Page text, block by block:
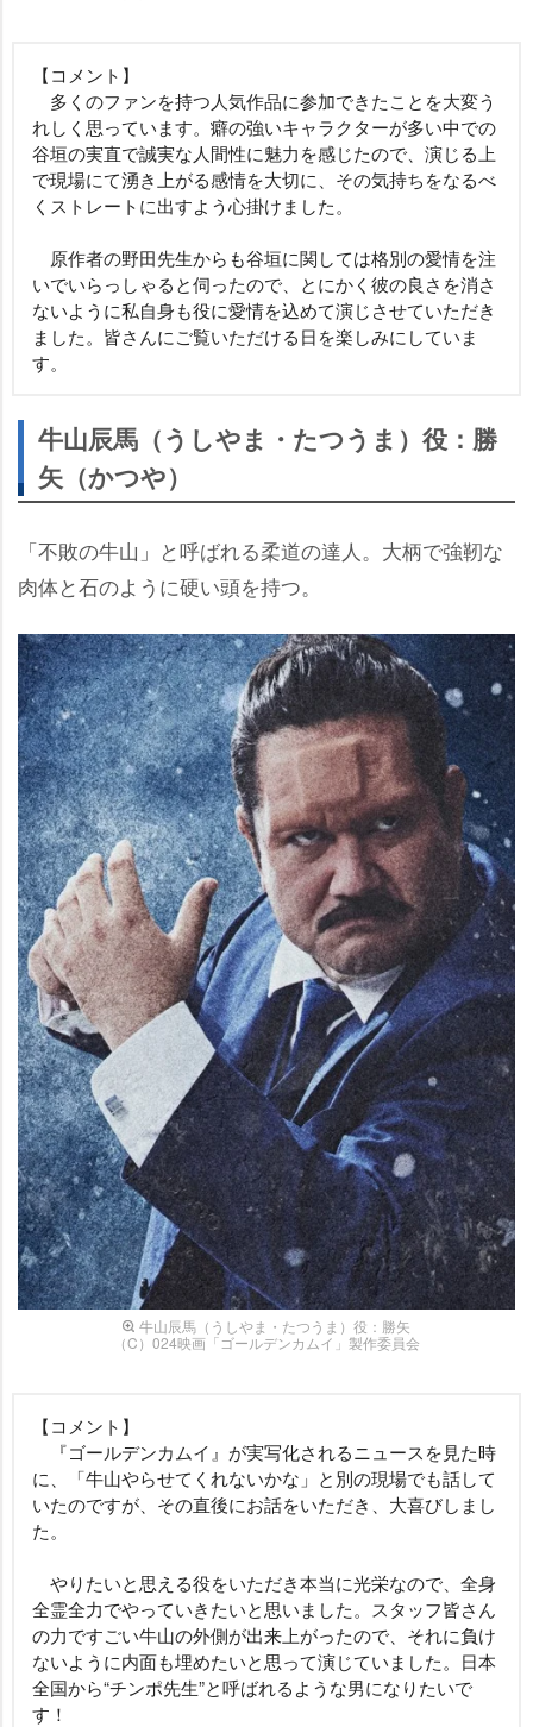
【コメント】
多くのファンを持つ人気作品に参加できたことを大変う
れしく思っています。癖の強いキャラクターが多い中での
谷垣の実直で誠実な人間性に魅力を感じたので、演じる上
で現場にて湧き上がる感情を大切に、その気持ちをなるべ
くストレートに出すよう心掛けました。
原作者の野田先生からも谷垣に関しては格別の愛情を注
いでいらっしゃると伺ったので、とにかく彼の良さを消さ
ないように私自身も役に愛情を込めて演じさせていただき
ました。皆さんにご覧いただける日を楽しみにしていま
す。
牛山辰馬（うしやま・たつうま）役：勝
矢（かつや）
「不敗の牛山」と呼ばれる柔道の達人。大柄で強靭な
肉体と石のように硬い頭を持つ。
牛山辰馬（うしやま・たつうま）役：勝矢
（C）024映画「ゴールデンカムイ」製作委員会
【コメント】
『ゴールデンカムイ』が実写化されるニュースを見た時
に、「牛山やらせてくれないかな」と別の現場でも話して
いたのですが、その直後にお話をいただき、大喜びしまし
た。
りたいと思える役をいただき本当に光栄なので、全身
全霊全力でやっていきたいと思いました。スタッフ皆さん
の力ですごい牛山の外側が出来上がったので、それに負け
ないように内面も埋めたいと思って演じていました。日本
全国から“チンポ先生”と呼ばれるような男になりたいで
す！